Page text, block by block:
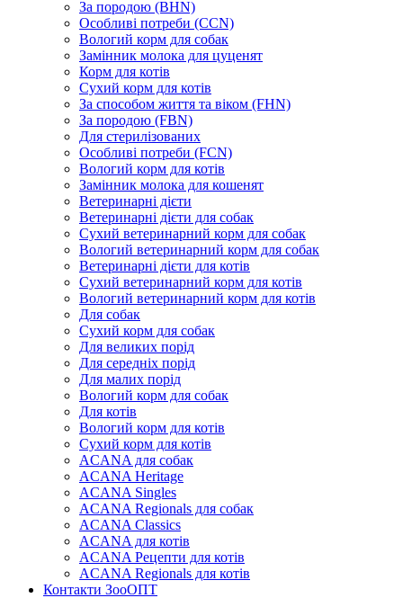
За породою (BHN)
Особливі потреби (CCN)
Вологий корм для собак
Замінник молока для цуценят
Корм для котів
Сухий корм для котів
За способом життя та віком (FHN)
За породою (FBN)
Для стерилізованих
Особливі потреби (FCN)
Вологий корм для котів
Замінник молока для кошенят
Ветеринарні дієти
Ветеринарні дієти для собак
Сухий ветеринарний корм для собак
Вологий ветеринарний корм для собак
Ветеринарні дієти для котів
Сухий ветеринарний корм для котів
Вологий ветеринарний корм для котів
Для собак
Сухий корм для собак
Для великих порід
Для середніх порід
Для малих порід
Вологий корм для собак
Для котів
Вологий корм для котів
Сухий корм для котів
ACANA для собак
ACANA Heritage
ACANA Singles
ACANA Regionals для собак
ACANA Classics
ACANA для котів
ACANA Рецепти для котів
ACANA Regionals для котів
Контакти ЗооОПТ